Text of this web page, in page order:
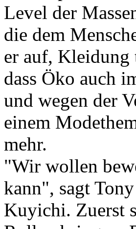
Level der
die dem
er auf, Kleidung
dass Öko auch
und wegen der
einem
mehr.
"Wir wollen
kann", sagt
Kuyichi. Zuerst